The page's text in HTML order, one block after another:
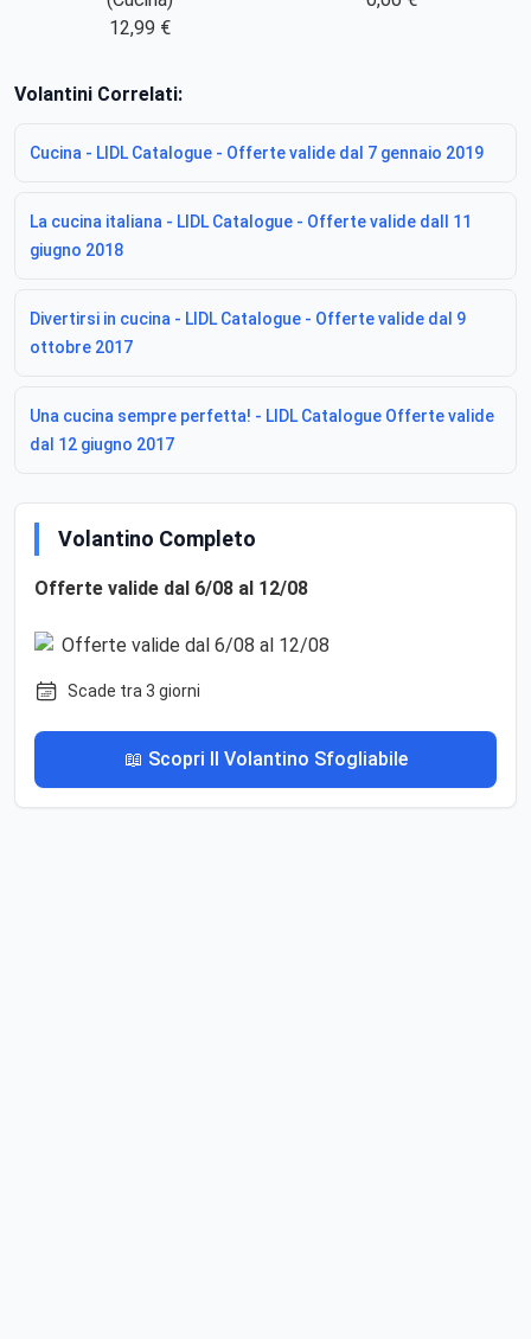
12,99 €
Volantini Correlati:
Cucina - LIDL Catalogue - Offerte valide dal 7 gennaio 2019
La cucina italiana - LIDL Catalogue - Offerte valide dall 11
giugno 2018
Divertirsi in cucina - LIDL Catalogue - Offerte valide dal 9
ottobre 2017
Una cucina sempre perfetta! - LIDL Catalogue Offerte valide
dal 12 giugno 2017
Volantino Completo
Offerte valide dal 6/08 al 12/08
Scade tra 3 giorni
📖 Scopri Il Volantino Sfogliabile